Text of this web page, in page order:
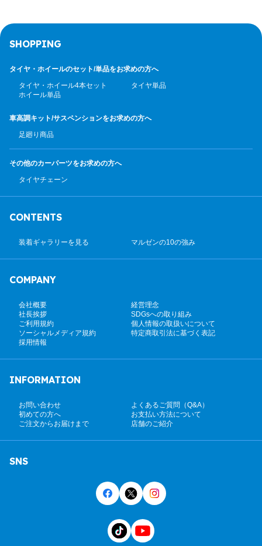
SHOPPING
タイヤ・ホイールのセット/単品をお求めの方へ
タイヤ・ホイール4本セット
タイヤ単品
ホイール単品
車高調キット/サスペンションをお求めの方へ
足廻り商品
その他のカーパーツをお求めの方へ
タイヤチェーン
CONTENTS
装着ギャラリーを見る マルゼンの10の強み
COMPANY
会社概要
経営理念
社長挨拶
SDGsへの取り組み
ご利用規約
個人情報の取扱いについて
ソーシャルメディア規約
特定商取引法に基づく表記
採用情報
INFORMATION
お問い合わせ
よくあるご質問（Q&A）
初めての方へ
お支払い方法について
ご注文からお届けまで
店舗のご紹介
SNS